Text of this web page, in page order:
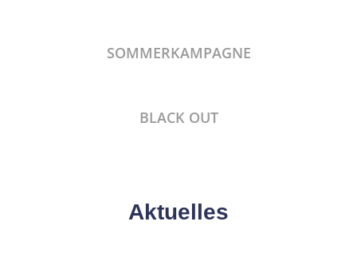
SOMMERKAMPAGNE
BLACK OUT
Aktuelles